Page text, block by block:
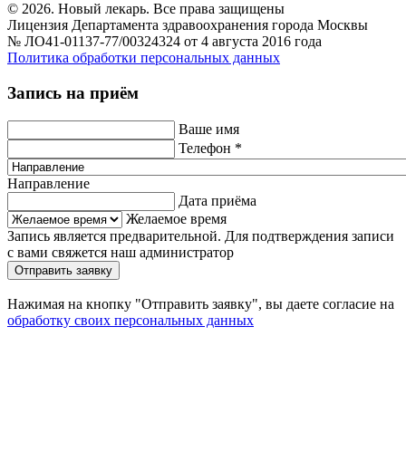
© 2026. Новый лекарь. Все права защищены
Лицензия Департамента здравоохранения города Москвы
№ ЛО41-01137-77/00324324 от 4 августа 2016 года
Политика обработки персональных данных
Запись на приём
Ваше имя
Телефон *
Направление
Дата приёма
Желаемое время
Запись является предварительной. Для подтверждения записи
с вами свяжется наш администратор
Отправить заявку
Нажимая на кнопку "Отправить заявку", вы даете согласие на
обработку своих персональных данных